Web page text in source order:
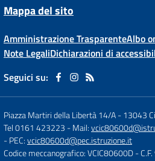
Mappa del sito
Amministrazione TrasparenteAlbo
Note LegaliDichiarazioni di
Seguici su:
Piazza Martiri della Libertà 14/A-13043
Tel 0161 423223 - Mail:
- PEC:vcic80600d@pec.istruzione.it
Codice meccanografico: VCIC80600D-